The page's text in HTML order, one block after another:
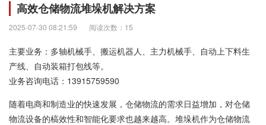
高效仓储物流堆垛机解决方案
2025-07-30 08:21:59 阅读次数：15
主要业务：多轴机械手、搬运机器人、主力机械手、自动上下料生
产线、自动装箱打包线等。
业务咨询电话： 13915759590
随着电商和制造业的快速发展，仓储物流的需求日益增加，对仓储
物流设备的槁效性和智能化要求也越来越高。堆垛机作为仓储物流